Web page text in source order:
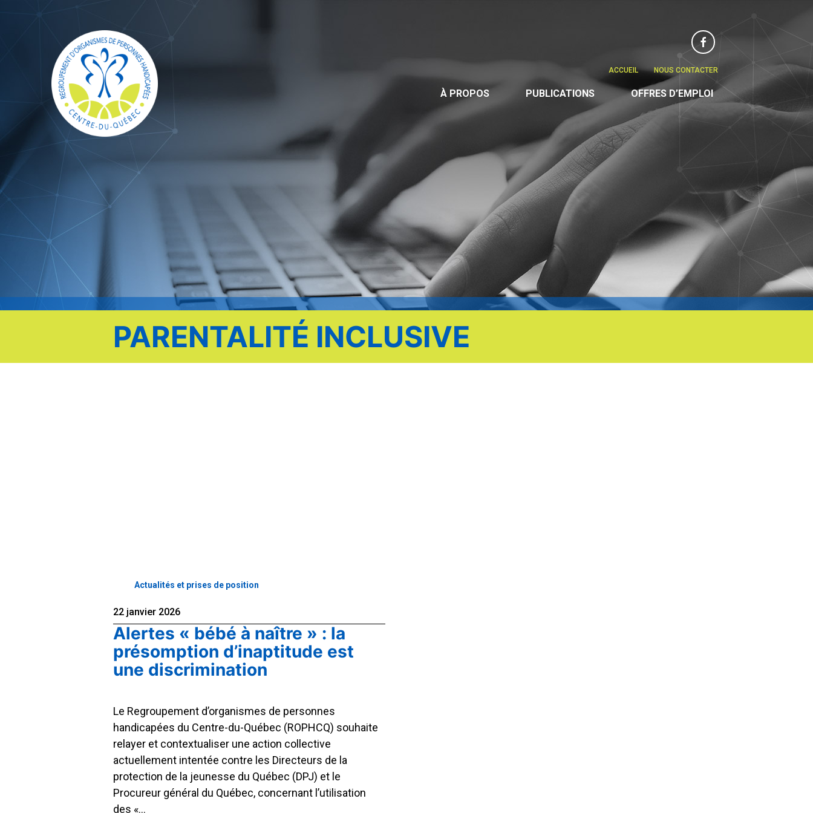
Facebook
ACCUEIL NOUS CONTACTER
À PROPOS PUBLICATIONS OFFRES D’EMPLOI
Facebook
PARENTALITÉ INCLUSIVE
Actualités et prises de position
22 janvier 2026
Alertes « bébé à naître » : la
présomption d’inaptitude est
une discrimination
Le Regroupement d’organismes de personnes
handicapées du Centre-du-Québec (ROPHCQ) souhaite
relayer et contextualiser une action collective
actuellement intentée contre les Directeurs de la
protection de la jeunesse du Québec (DPJ) et le
Procureur général du Québec, concernant l’utilisation
des «…